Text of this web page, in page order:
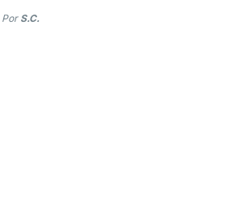
Por S.C.